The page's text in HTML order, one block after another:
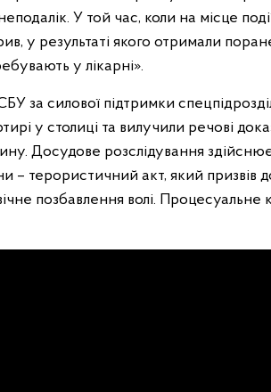
У той час, коли на місце
у результаті якого отримали
у лікарні».
за силової підтримки
у столиці та вилучили речові
Досудове розслідування
– терористичний акт, який призвів
позбавлення волі. Процесуальне